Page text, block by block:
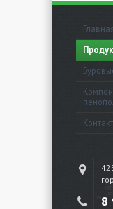
Главная
8